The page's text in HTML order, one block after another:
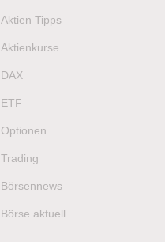
Aktien Tipps
Aktienkurse
DAX
ETF
Optionen
Trading
Börsennews
Börse aktuell